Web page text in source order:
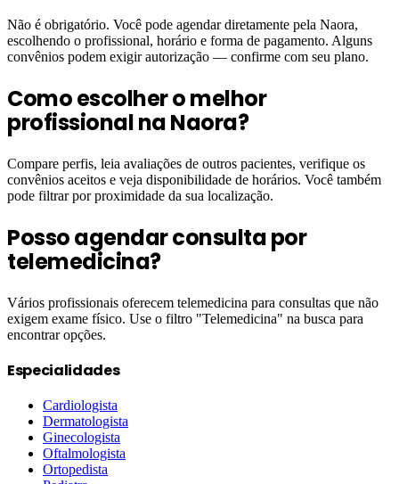
Não é obrigatório. Você pode agendar diretamente pela Naora,
escolhendo o profissional, horário e forma de pagamento. Alguns
convênios podem exigir autorização — confirme com seu plano.
Como escolher o melhor
profissional na Naora?
Compare perfis, leia avaliações de outros pacientes, verifique os
convênios aceitos e veja disponibilidade de horários. Você também
pode filtrar por proximidade da sua localização.
Posso agendar consulta por
telemedicina?
Vários profissionais oferecem telemedicina para consultas que não
exigem exame físico. Use o filtro "Telemedicina" na busca para
encontrar opções.
Especialidades
Cardiologista
Dermatologista
Ginecologista
Oftalmologista
Ortopedista